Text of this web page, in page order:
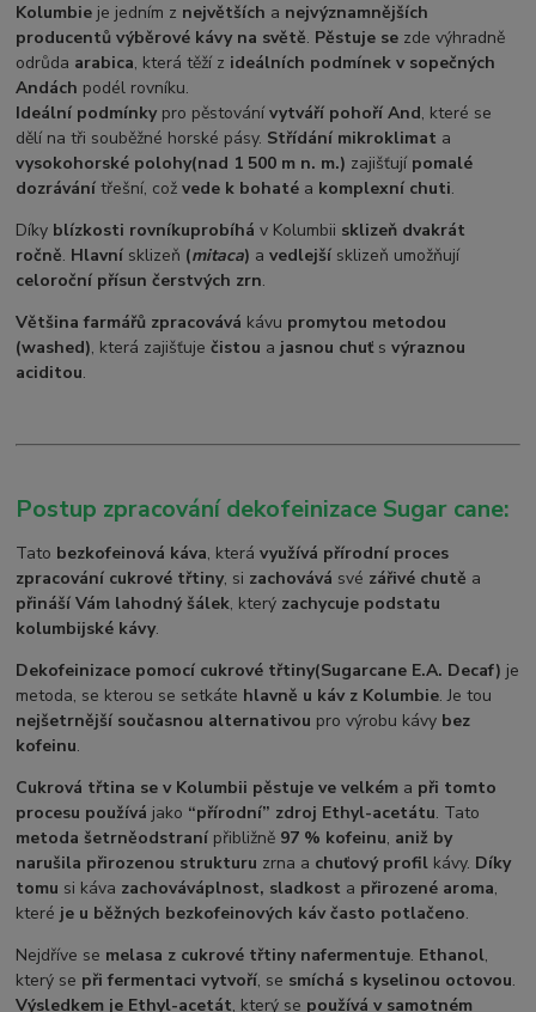
Kolumbie je jedním z největších a nejvýznamnějších
producentů výběrové kávy na světě. Pěstuje se zde výhradně
odrůda arabica, která těží z ideálních podmínek v sopečných
Andách podél rovníku.
Ideální podmínkypro pěstovánívytváří pohoří And, které se
dělí na tři souběžné horské pásy. Střídání mikroklimat a
vysokohorské polohy(nad 1 500 m n. m.) zajišťují pomalé
dozrávání třešní, cožvede k bohaté a komplexní chuti.
Díky blízkosti rovníkuprobíhá v Kolumbii sklizeň dvakrát
ročně. Hlavní sklizeň (mitaca) avedlejší sklizeň umožňují
celoroční přísun čerstvých zrn.
Většina farmářů zpracovává kávu promytou metodou
(washed), která zajišťuječistou a jasnou chuťsvýraznou
aciditou.
Postup zpracování dekofeinizace Sugar cane:
Tato bezkofeinová káva, kterávyužívá přírodní proces
zpracování cukrové třtiny, si zachovává své zářivé chutě a
přináší Vám lahodný šálek, který zachycuje podstatu
kolumbijské kávy.
Dekofeinizace pomocí cukrové třtiny(Sugarcane E.A. Decaf) je
metoda, se kterou se setkáte hlavně u káv z Kolumbie. Je tou
nejšetrnější současnou alternativou pro výrobu kávy bez
kofeinu.
Cukrová třtina se v Kolumbii pěstuje ve velkém a při tomto
procesu používá jako “přírodní” zdroj Ethyl-acetátu. Tato
metoda šetrněodstraní přibližně 97 % kofeinu, aniž by
narušila přirozenou strukturu zrna a chuťový profil kávy. Díky
tomu si káva zachováváplnost, sladkost a přirozené aroma,
které je u běžných bezkofeinových káv často potlačeno.
Nejdříve se melasa z cukrové třtiny nafermentuje. Ethanol,
který se při fermentaci vytvoří, se smíchá s kyselinou octovou.
Výsledkem je Ethyl-acetát, který se používá v samotném